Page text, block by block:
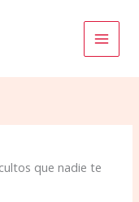
que nadie te